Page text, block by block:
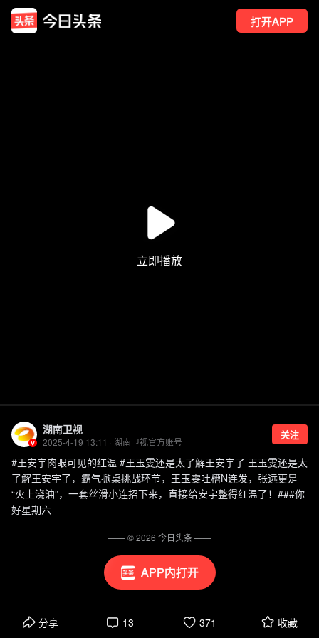
打开APP
APP内打开
湖南卫视
2025-4-19 13:11 · 湖南卫视官方账号
关注
#王安宇肉眼可见的红温 #王玉雯还是太了解王安宇了 王玉雯还是太
了解王安宇了，霸气掀桌挑战环节，王玉雯吐槽N连发，张远更是
“火上浇油”，一套丝滑小连招下来，直接给安宇整得红温了！###你
好星期六
分享 13 371 收藏
—— ©2026 今日头条——